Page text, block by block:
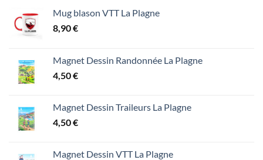
Mug blason VTT La Plagne
8,90€
Magnet Dessin Randonnée La Plagne
4,50€
Magnet Dessin Traileurs La Plagne
4,50€
Magnet Dessin VTT La Plagne